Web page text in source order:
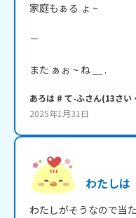
家庭もぁる ょ ~
－
また ぁぉ ~ ね ＿ .
あろは # て-ふさん(13さい
2025年1月31日
わたしは
わたしがそうなので当